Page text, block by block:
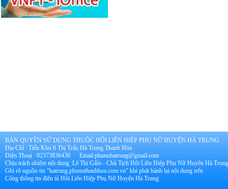
BẢN QUYỀN SỬ DỤNG THUỘC HỘI LIÊN HIỆP PHỤ NỮ HUYỆN HÀ TRUNG
Địa Chỉ : Tiểu Khu 6 Thị Trấn Hà Trung Thanh Hóa
Điện Thoại : 02373836430 Email:phunuhatrung@gmail.com
Chịu trách nhiệm nội dung :Lê Thị Gấm - Chủ Tịch Hội Liên Hiệp Phụ Nữ Huyện Hà Trung
Ghi rõ nguồn tin "hatrung.phunuthanhhoa.com.vn" khi phát hành lại nội dung trên
Cổng thông tin điện tủ Hôi Liên Hiệp Phụ Nữ Huyện Hà Trung